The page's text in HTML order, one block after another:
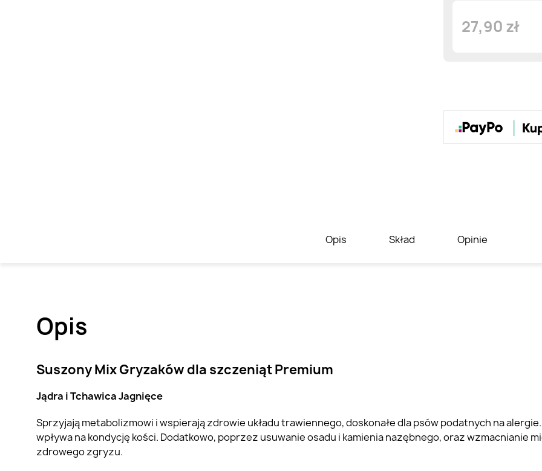
27,90 zł
Opis Skład Opinie
Opis
Suszony Mix Gryzaków dla szczeniąt Premium
Jądra iTchawica Jagnięce
Sprzyjają metabolizmowi i wspierają zdrowie układu trawiennego, doskonałe dla psów podatnych na
wpływa na kondycję kości. Dodatkowo, poprzez usuwanie osadu i kamienia nazębnego, oraz wzmacnianie
zdrowego zgryzu.